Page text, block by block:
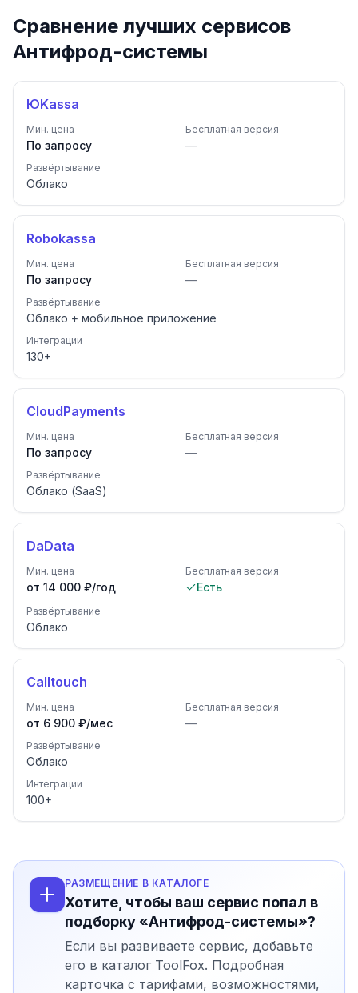
Сравнение лучших сервисов
Антифрод-системы
ЮKassa
Мин. цена
По запросу
Бесплатная версия
—
Развёртывание
Облако
Robokassa
Мин. цена
По запросу
Бесплатная версия
—
Развёртывание
Облако + мобильное приложение
Интеграции
130+
CloudPayments
Мин. цена
По запросу
Бесплатная версия
—
Развёртывание
Облако (SaaS)
DaData
Мин. цена
от 14 000 ₽/год
Бесплатная версия
Есть
Развёртывание
Облако
Calltouch
Мин. цена
от 6 900 ₽/мес
Бесплатная версия
—
Развёртывание
Облако
Интеграции
100+
РАЗМЕЩЕНИЕ В КАТАЛОГЕ
Хотите, чтобы ваш сервис попал в
подборку «Антифрод-системы»?
Если вы развиваете сервис, добавьте
его в каталог ToolFox. Подробная
карточка с тарифами, возможностями,